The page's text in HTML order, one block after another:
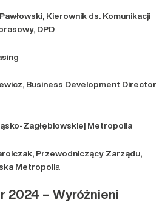
Kierownik ds. Komunikacji
DPD
Business Development Director
Zagłębiowskiej Metropolia
Przewodniczący Zarządu,
Metropolia
2024 – Wyróżnieni